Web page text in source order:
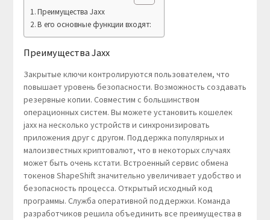
Преимущества Jaxx
В его основные функции входят:
Преимущества Jaxx
Закрытые ключи контролируются пользователем, что
повышает уровень безопасности. Возможность создавать
резервные копии. Совместим с большинством
операционных систем. Вы можете установить кошелек
jaxx на несколько устройств и синхронизировать
приложения друг с другом. Поддержка популярных и
малоизвестных криптовалют, что в некоторых случаях
может быть очень кстати. Встроенный сервис обмена
токенов ShapeShift значительно увеличивает удобство и
безопасность процесса. Открытый исходный код
программы. Служба оперативной поддержки. Команда
разработчиков решила объединить все преимущества в